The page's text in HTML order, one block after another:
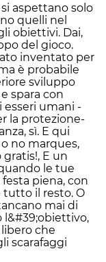
aspettano solo
quelli nel
obiettivi. Dai,
del gioco.
inventato per
è probabile
sviluppo
spara con
esseri umani -
la protezione-
sì. E qui
no marques,
E un
le tue
piena, con
tutto il resto. O
mai di
l&#39;obiettivo,
che
scarafaggi